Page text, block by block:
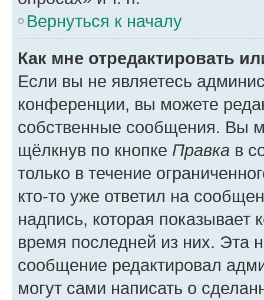
Вернуться к началу
Как мне отредактировать
Если вы не являетесь
конференции, вы можете
собственные сообщения. Вы
щёлкнув по кнопке Правка в
только в течение
кто-то уже ответил на
надпись, которая показывает
время последней из них. Эта
сообщение редактировал
могут сами написать о